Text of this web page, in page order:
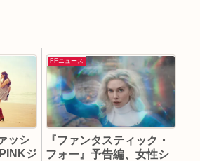
ッシ
ジ
FFニュース
『ファンタスティック・
フォー』予告編、女性シ